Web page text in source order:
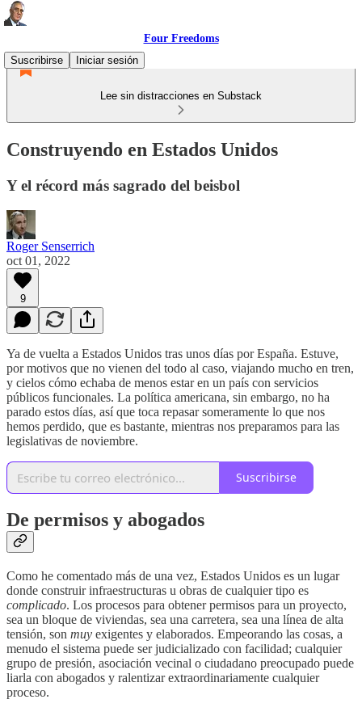
Four Freedoms
Suscribirse
Iniciar sesión
Lee sin distracciones en Substack
Construyendo en Estados Unidos
Y el récord más sagrado del beisbol
Roger Senserrich
oct 01, 2022
9
Ya de vuelta a Estados Unidos tras unos días por España. Estuve,
por motivos que no vienen del todo al caso, viajando mucho en tren,
y cielos cómo echaba de menos estar en un país con servicios
públicos funcionales. La política americana, sin embargo, no ha
parado estos días, así que toca repasar someramente lo que nos
hemos perdido, que es bastante, mientras nos preparamos para las
legislativas de noviembre.
Suscribirse
De permisos y abogados
Como he comentado más de una vez, Estados Unidos es un lugar
donde construir infraestructuras u obras de cualquier tipo es
complicado. Los procesos para obtener permisos para un proyecto,
sea un bloque de viviendas, sea una carretera, sea una línea de alta
tensión, son muy exigentes y elaborados. Empeorando las cosas, a
menudo el sistema puede ser judicializado con facilidad; cualquier
grupo de presión, asociación vecinal o ciudadano preocupado puede
liarla con abogados y ralentizar extraordinariamente cualquier
proceso.